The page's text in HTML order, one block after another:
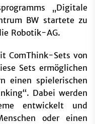
„Digitale
BW startete zu
Robotik-AG.
ComThink-Sets von
Sets ermöglichen
einen spielerischen
Dabei werden
entwickelt und
oder einen